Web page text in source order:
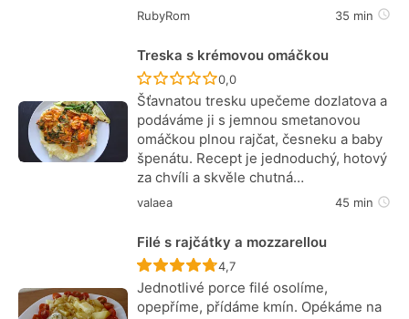
RubyRom 35 min
Treska s krémovou omáčkou
Recept ještě nebyl hodnocen
0,0
Šťavnatou tresku upečeme dozlatova a
podáváme ji s jemnou smetanovou
omáčkou plnou rajčat, česneku a baby
špenátu. Recept je jednoduchý, hotový
za chvíli a skvěle chutná…
valaea 45 min
Filé s rajčátky a mozzarellou
Recept ještě nebyl hodnocen
4,7
Jednotlivé porce filé osolíme,
opepříme, přídáme kmín. Opékáme na